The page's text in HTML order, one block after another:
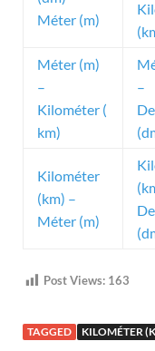
Méter (m)
Méter (m)
–
Kilométer (
km)
–
Kilométer
(km) –
Méter (m)
Post Views: 163
TAGGED KILOMÉTER